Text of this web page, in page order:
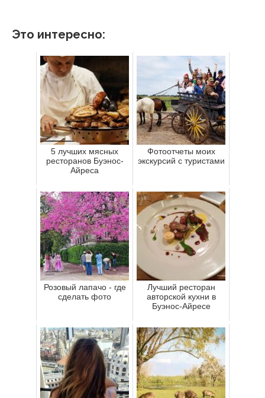
Это интересно:
5 лучших мясных
ресторанов Буэнос-
Айреса
Фотоотчеты моих
экскурсий с туристами
Розовый лапачо - где
сделать фото
Лучший ресторан
авторской кухни в
Буэнос-Айресе